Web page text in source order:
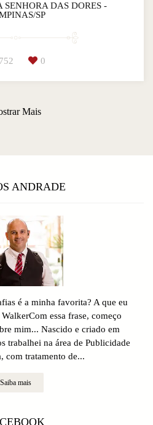
SENHORA DAS DORES -
SP
752 0
Mais
ANDRADE
é a minha favorita? A que eu
essa frase, começo
mim... Nascido e criado em
trabalhei na área de Publicidade
com tratamento de...
Saiba mais